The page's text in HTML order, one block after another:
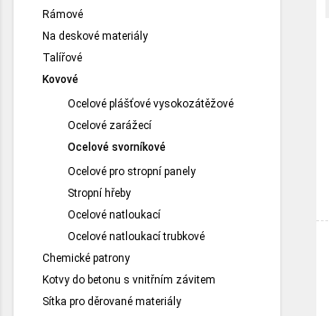
Rámové
Na deskové materiály
Talířové
Kovové
Ocelové plášťové vysokozátěžové
Ocelové zarážecí
Ocelové svorníkové
Ocelové pro stropní panely
Stropní hřeby
Ocelové natloukací
Ocelové natloukací trubkové
Chemické patrony
Kotvy do betonu s vnitřním závitem
Sítka pro děrované materiály